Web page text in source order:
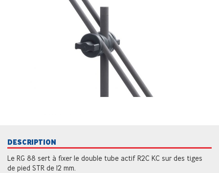
DESCRIPTION
Le RG 88 sert à fixer le double tube actif R2C KC sur des tiges
de pied STR de 12 mm.